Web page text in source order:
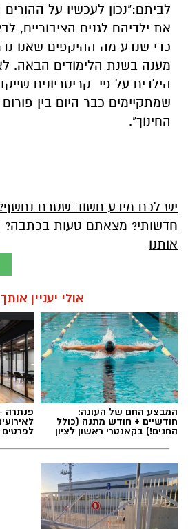
לביתם:"נכון לעכשיו על ההורים
את ילדיהם לגנים הציבוריים,
כדי שנדע מה ההיקפים שאנו
מענה בשנת הלימודים הבאה.
הילדים על פי קריטריונים
החינוך".
יש לכם מידע חשוב שטרם נחשף?
חדשותי? מצאתם טעות
אותנו
אולי יעניין
המבצע החם של העונה:
חודשיים + חודש מתנה (כולל
החגים!) בקאנטרי ראשון לציון
פנתרה